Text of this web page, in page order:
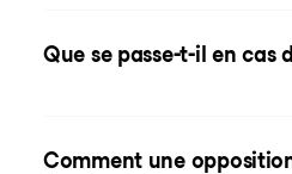
Que se passe-t-il en cas
Comment une